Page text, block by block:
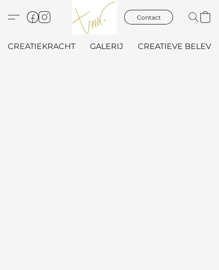
Contact
CREATIEKRACHT GALERIJ CREATIEVE